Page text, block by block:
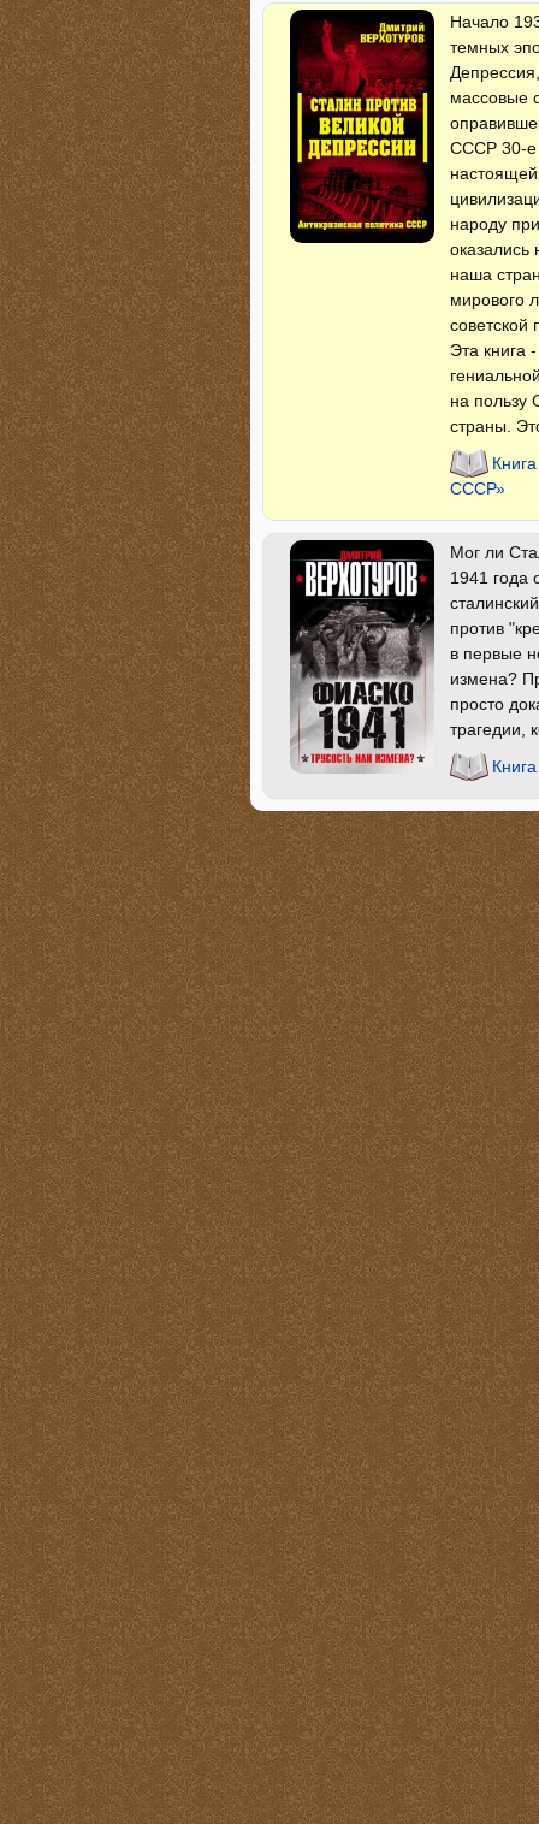
Начало
темных
массовые
СССР 30-е
народу
оказались
наша
мирового
Эта книга
на пользу
страны.
СССР»
Мог ли
1941 года
против
в первые
измена?
просто
трагедии,